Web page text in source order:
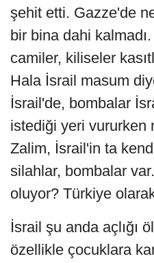
şehit etti. Gazze'de
bir bina dahi
camiler, kiliseler
Hala İsrail masum
İsrail'de, bombalar
istediği yeri vururken
Zalim, İsrail'in ta
silahlar, bombalar
oluyor? Türkiye
İsrail şu anda açlığı
özellikle çocuklara